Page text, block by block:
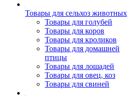
Товары для сельхоз животных
Товары для голубей
Товары для коров
Товары для кроликов
Товары для домашней
птицы
Товары для лошадей
Товары для овец, коз
Товары для свиней